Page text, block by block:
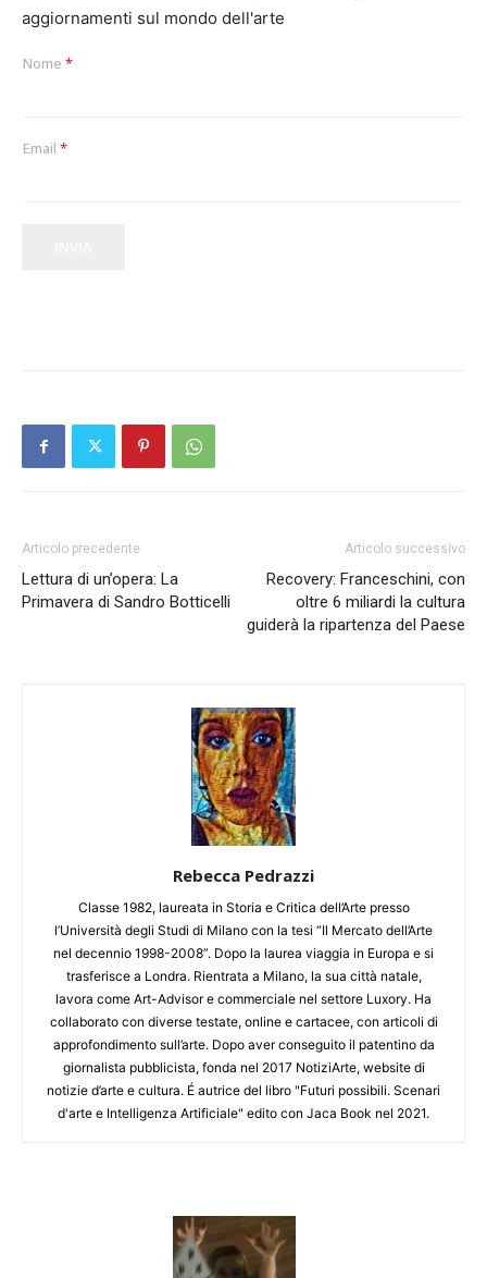
aggiornamenti sul mondo dell'arte
Nome *
Email *
Articolo precedente
Lettura di un’opera: La
Primavera di Sandro Botticelli
Articolo successivo
Recovery: Franceschini, con
oltre 6 miliardi la cultura
guiderà la ripartenza del Paese
Rebecca Pedrazzi
Classe 1982, laureata in Storia e Critica dell’Arte presso
l’Università degli Studi di Milano con la tesi “Il Mercato dell’Arte
nel decennio 1998-2008”. Dopo la laurea viaggia in Europa e si
trasferisce a Londra. Rientrata a Milano, la sua città natale,
lavora come Art-Advisor e commerciale nel settore Luxory. Ha
collaborato con diverse testate, online e cartacee, con articoli di
approfondimento sull’arte. Dopo aver conseguito il patentino da
giornalista pubblicista, fonda nel 2017 NotiziArte, website di
notizie d’arte e cultura. É autrice del libro "Futuri possibili. Scenari
d'arte e Intelligenza Artificiale" edito con Jaca Book nel 2021.